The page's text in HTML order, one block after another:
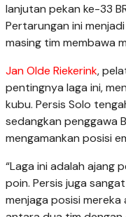
lanjutan pekan ke-33
Pertarungan ini
masing tim membawa
Jan Olde Riekerink,
pentingnya laga ini,
kubu. Persis Solo
sedangkan penggawa
mengamankan posisi
“Laga ini adalah ajang
poin. Persis juga
menjaga posisi